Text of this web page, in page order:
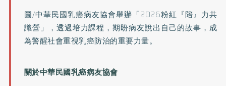
圖/中華民國乳癌病友協會舉辦「2026粉紅『陪』力共
識營」，透過培力課程，期盼病友說出自己的故事，成
為警醒社會重視乳癌防治的重要力量。
關於中華民國乳癌病友協會